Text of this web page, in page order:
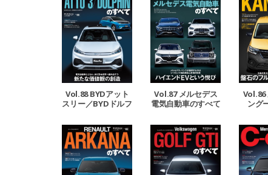
Vol.88 BYDアット
スリー／BYDドルフ
Vol.87 メルセデス
電気自動車のすべて
Vol.86
ング